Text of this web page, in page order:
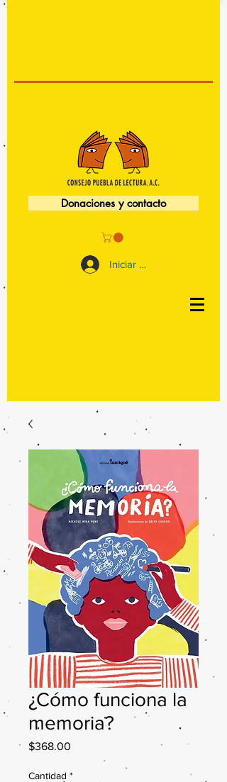
Donaciones y contacto
Iniciar sesión
¿Cómo funciona la
memoria?
$368.00
Cantidad *